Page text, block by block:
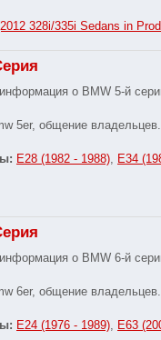
328i/335i Sedans in
о BMW 5-й
5er, общение владельцев.
E28 (1982 - 1988) E34
о BMW 6-й
6er, общение владельцев.
E24 (1976 - 1989) E63